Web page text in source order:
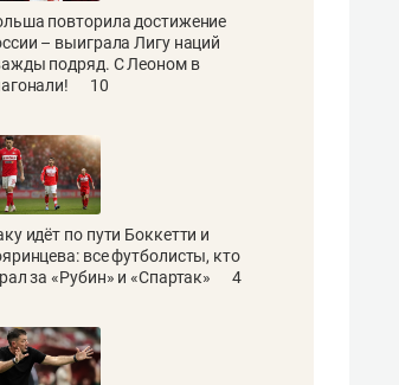
повторила достижение
– выиграла Лигу наций
подряд. С Леоном в
10
идёт по пути Боккетти и
все футболисты, кто
за «Рубин» и «Спартак»
4